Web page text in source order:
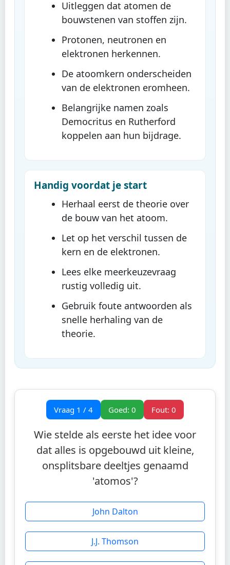
Uitleggen dat atomen de
bouwstenen van stoffen zijn.
Protonen, neutronen en
elektronen herkennen.
De atoomkern onderscheiden
van de elektronen eromheen.
Belangrijke namen zoals
Democritus en Rutherford
koppelen aan hun bijdrage.
Handig voordat je start
Herhaal eerst de theorie over
de bouw van het atoom.
Let op het verschil tussen de
kern en de elektronen.
Lees elke meerkeuzevraag
rustig volledig uit.
Gebruik foute antwoorden als
snelle herhaling van de
theorie.
Vraag 1 / 4 Goed: 0 Fout: 0
Wie stelde als eerste het idee voor
dat alles is opgebouwd uit kleine,
onsplitsbare deeltjes genaamd
'atomos'?
John Dalton
J.J. Thomson